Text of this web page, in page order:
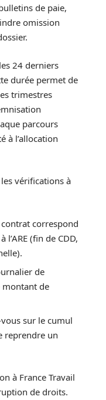
de paie,
omission
24 derniers
durée permet de
trimestres
parcours
à l’allocation
vérifications à
correspond
l’ARE (fin de CDD,
de
montant de
sur le cumul
reprendre un
à France Travail
de droits.